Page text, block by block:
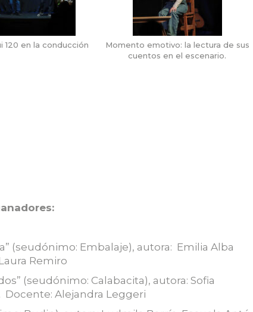
120 en la conducción
Momento emotivo: la lectura de sus
cuentos en el escenario.
(seudónimo: Embalaje), autora: Emilia Alba
Remiro
(seudónimo: Calabacita), autora: Sofia
Docente: Alejandra Leggeri